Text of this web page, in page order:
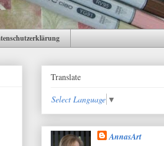
Translate
Select Language ▼
AnnasArt